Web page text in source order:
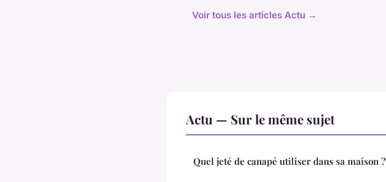
Voir tous les articles Actu →
Actu — Sur le même sujet
Quel jeté de canapé utiliser dans sa maison ?